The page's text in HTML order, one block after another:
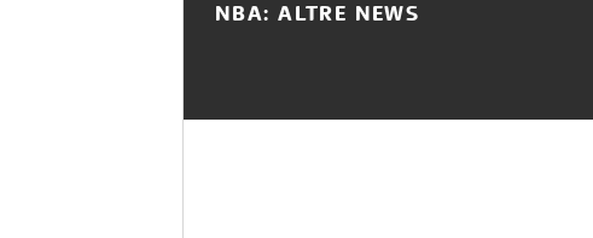
NBA: ALTRE NEWS